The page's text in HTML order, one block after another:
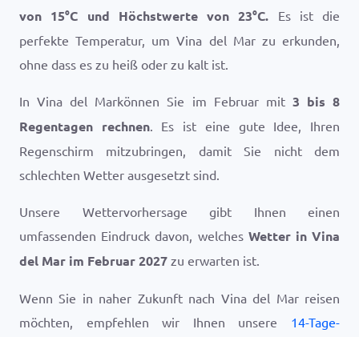
von 15°C und Höchstwerte von23°C. Es ist die
perfekte Temperatur, um Vina del Mar zu erkunden,
ohne dass es zu heiß oder zu kalt ist.
In Vina del Markönnen Sie im Februar mit 3 bis 8
Regentagen rechnen. Es ist eine gute Idee, Ihren
Regenschirm mitzubringen, damit Sie nicht dem
schlechten Wetter ausgesetzt sind.
Unsere Wettervorhersage gibt Ihnen einen
umfassenden Eindruck davon, welches Wetter in Vina
del Mar im Februar 2027 zu erwarten ist.
Wenn Sie in naher Zukunft nach Vina del Mar reisen
möchten, empfehlen wir Ihnen unsere 14-Tage-